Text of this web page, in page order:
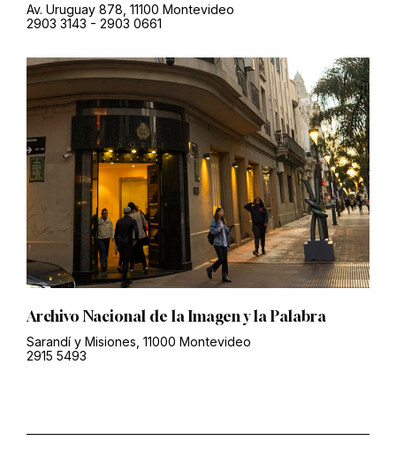
Av. Uruguay 878, 11100 Montevideo
2903 3143 - 2903 0661
Archivo Nacional de la Imagen y la Palabra
Sarandí y Misiones, 11000 Montevideo
2915 5493